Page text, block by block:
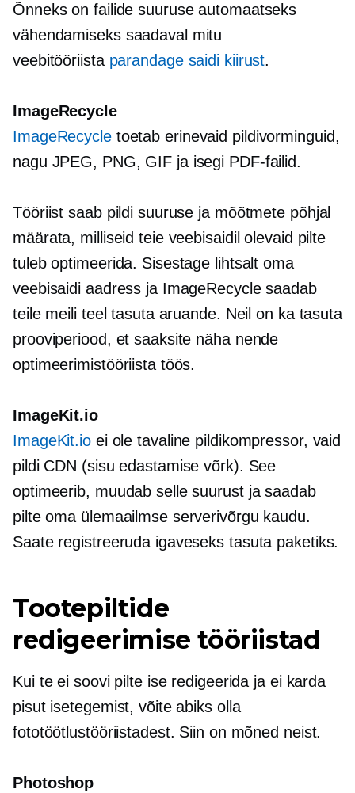
Õnneks on failide suuruse automaatseks
vähendamiseks saadaval mitu
veebitööriista parandage saidi kiirust.
ImageRecycle
ImageRecycletoetab erinevaid pildivorminguid,
nagu JPEG, PNG, GIF ja isegi PDF-failid.
Tööriist saab pildi suuruse ja mõõtmete põhjal
määrata, milliseid teie veebisaidil olevaid pilte
tuleb optimeerida. Sisestage lihtsalt oma
veebisaidi aadress ja ImageRecycle saadab
teile meili teel tasuta aruande. Neil on ka tasuta
prooviperiood, et saaksite näha nende
optimeerimistööriista töös.
ImageKit.io
ImageKit.ioei ole tavaline pildikompressor, vaid
pildi CDN (sisu edastamise võrk). See
optimeerib, muudab selle suurust ja saadab
pilte oma ülemaailmse serverivõrgu kaudu.
Saate registreeruda igaveseks tasuta paketiks.
Tootepiltide
redigeerimise tööriistad
Kui te ei soovi pilte ise redigeerida ja ei karda
pisut isetegemist, võite abiks olla
fototöötlustööriistadest. Siin on mõned neist.
Photoshop